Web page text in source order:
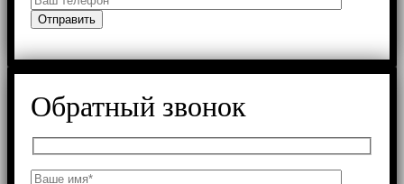
Обратный звонок